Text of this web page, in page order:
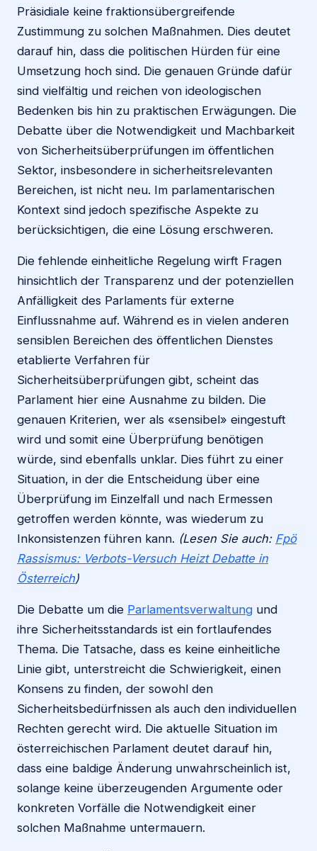
Präsidiale keine fraktionsübergreifende
Zustimmung zu solchen Maßnahmen. Dies deutet
darauf hin, dass die politischen Hürden für eine
Umsetzung hoch sind. Die genauen Gründe dafür
sind vielfältig und reichen von ideologischen
Bedenken bis hin zu praktischen Erwägungen. Die
Debatte über die Notwendigkeit und Machbarkeit
von Sicherheitsüberprüfungen im öffentlichen
Sektor, insbesondere in sicherheitsrelevanten
Bereichen, ist nicht neu. Im parlamentarischen
Kontext sind jedoch spezifische Aspekte zu
berücksichtigen, die eine Lösung erschweren.
Die fehlende einheitliche Regelung wirft Fragen
hinsichtlich der Transparenz und der potenziellen
Anfälligkeit des Parlaments für externe
Einflussnahme auf. Während es in vielen anderen
sensiblen Bereichen des öffentlichen Dienstes
etablierte Verfahren für
Sicherheitsüberprüfungen gibt, scheint das
Parlament hier eine Ausnahme zu bilden. Die
genauen Kriterien, wer als «sensibel» eingestuft
wird und somit eine Überprüfung benötigen
würde, sind ebenfalls unklar. Dies führt zu einer
Situation, in der die Entscheidung über eine
Überprüfung im Einzelfall und nach Ermessen
getroffen werden könnte, was wiederum zu
Inkonsistenzen führen kann. (Lesen Sie auch: Fpö
Rassismus: Verbots-Versuch Heizt Debatte in
Österreich)
Die Debatte um die Parlamentsverwaltung und
ihre Sicherheitsstandards ist ein fortlaufendes
Thema. Die Tatsache, dass es keine einheitliche
Linie gibt, unterstreicht die Schwierigkeit, einen
Konsens zu finden, der sowohl den
Sicherheitsbedürfnissen als auch den individuellen
Rechten gerecht wird. Die aktuelle Situation im
österreichischen Parlament deutet darauf hin,
dass eine baldige Änderung unwahrscheinlich ist,
solange keine überzeugenden Argumente oder
konkreten Vorfälle die Notwendigkeit einer
solchen Maßnahme untermauern.